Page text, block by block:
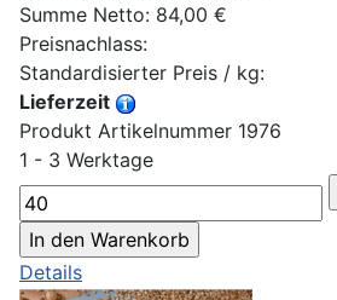
Summe Netto: 84,00 €
Preisnachlass:
Standardisierter Preis / kg:
Lieferzeit
Produkt Artikelnummer 1976
1 - 3 Werktage
Details